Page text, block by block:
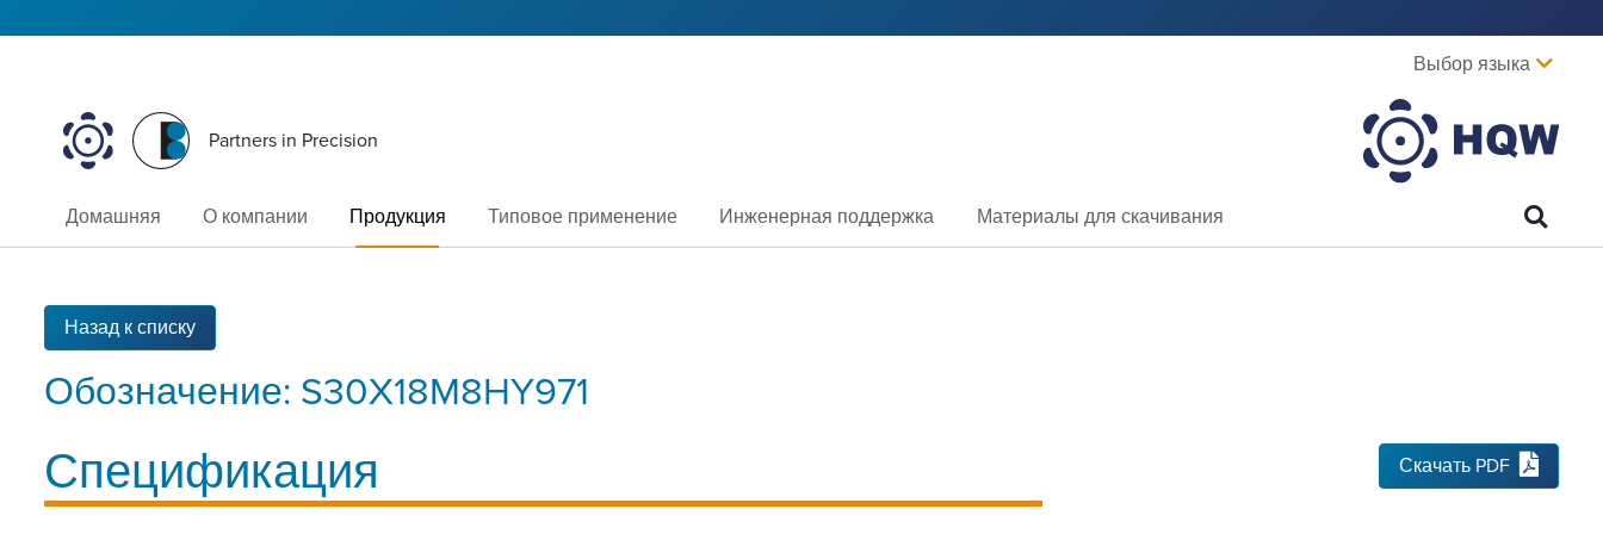
Выбор языка
Partners in Precision
Домашняя О компании Продукция Типовое применение Инженерная поддержка Материалы для скачивания
Назад к списку
Спецификация
Обозначение: S30X18M8HY971
Скачать PDF